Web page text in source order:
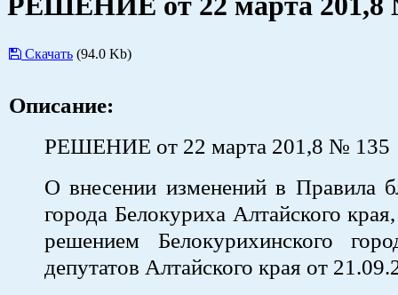
Скачать (94.0 Kb)
Описание:
РЕШЕНИЕ от 22 марта 201,8 № 135
О внесении изменений в Правила
города Белокуриха Алтайского
решением Белокурихинского
депутатов Алтайского края от